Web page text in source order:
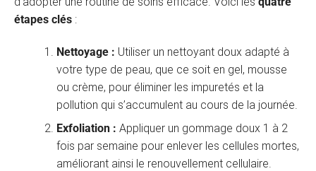
étapes clés :
Nettoyage : Utiliser un nettoyant doux adapté à
votre type de peau, que ce soit en gel, mousse
ou crème, pour éliminer les impuretés et la
pollution qui s’accumulent au cours de la journée.
Exfoliation : Appliquer un gommage doux 1 à 2
fois par semaine pour enlever les cellules mortes,
améliorant ainsi le renouvellement cellulaire.